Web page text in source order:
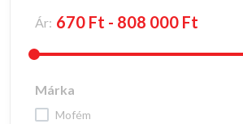
Ár:
Márka
mofém